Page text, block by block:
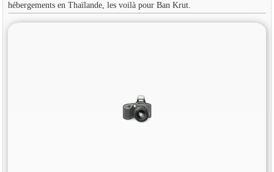
hébergements en Thaïlande, les voilà pour Ban Krut.